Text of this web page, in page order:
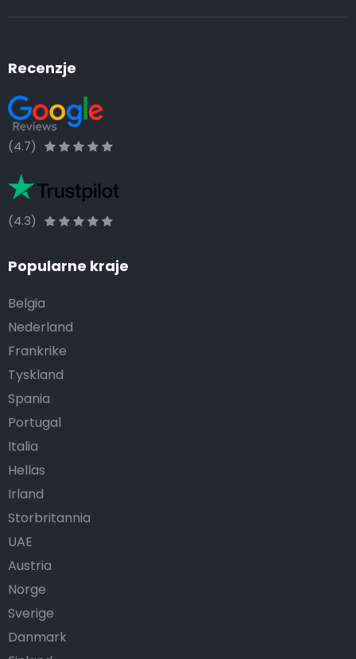
Recenzje
(4.7)
(4.3)
Popularne kraje
Belgia
Nederland
Frankrike
Tyskland
Spania
Portugal
Italia
Hellas
Irland
Storbritannia
UAE
Austria
Norge
Sverige
Danmark